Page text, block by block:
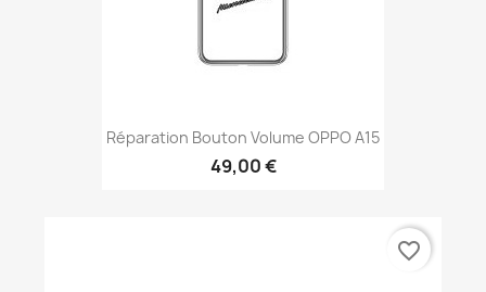
Réparation Bouton Volume OPPO A15
49,00 €
favorite_border